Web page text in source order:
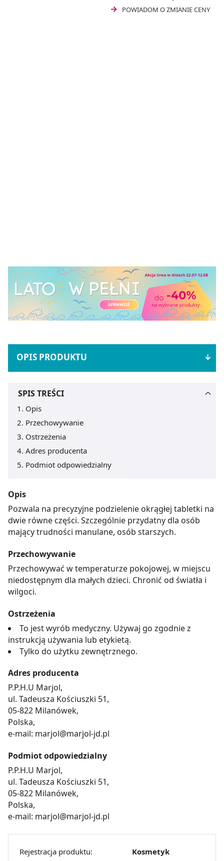
POWIADOM O ZMIANIE CENY
OPIS PRODUKTU
SPIS TREŚCI
Opis
Przechowywanie
Ostrzeżenia
Adres producenta
Podmiot odpowiedzialny
Opis
Pozwala na precyzyjne podzielenie okrągłej tabletki na
dwie równe części. Szczególnie przydatny dla osób
mający trudności manulane, osób starszych.
Przechowywanie
Przechowywać w temperaturze pokojowej, w miejscu
niedostępnym dla małych dzieci. Chronić od światła i
wilgoci.
Ostrzeżenia
To jest wyrób medyczny. Używaj go zgodnie z
instrukcją używania lub etykietą.
Tylko do użytku zewnętrznego.
Adres producenta
P.P.H.U Marjol,
ul. Tadeusza Kościuszki 51,
05-822 Milanówek,
Polska,
e-mail: marjol@marjol-jd.pl
Podmiot odpowiedzialny
P.P.H.U Marjol,
ul. Tadeusza Kościuszki 51,
05-822 Milanówek,
Polska,
e-mail: marjol@marjol-jd.pl
Rejestracja produktu:
Kosmetyk